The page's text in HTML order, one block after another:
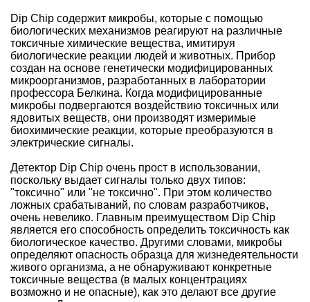
Dip Chip содержит микробы, которые с помощью
биологических механизмов реагируют на различные
токсичные химические вещества, имитируя
биологические реакции людей и животных. Прибор
создан на основе генетически модифицированных
микроорганизмов, разработанных в лаборатории
профессора Белкина. Когда модифицированные
микробы подвергаются воздействию токсичных или
ядовитых веществ, они производят измеримые
биохимические реакции, которые преобразуются в
электрические сигналы.
Детектор Dip Chip очень прост в использовании,
поскольку выдает сигналы только двух типов:
"токсично" или "не токсично". При этом количество
ложных срабатываний, по словам разработчиков,
очень невелико. Главным преимуществом Dip Chip
является его способность определить токсичность как
биологическое качество. Другими словами, микробы
определяют опасность образца для жизнедеятельности
живого организма, а не обнаруживают конкретные
токсичные вещества (в малых концентрациях
возможно и не опасные), как это делают все другие